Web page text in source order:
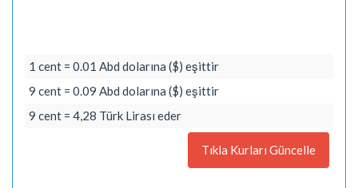
1 cent = 0.01 Abd dolarına ($) eşittir
9 cent = 0.09 Abd dolarına ($) eşittir
9 cent = 4,28 Türk Lirası eder
Tıkla Kurları Güncelle